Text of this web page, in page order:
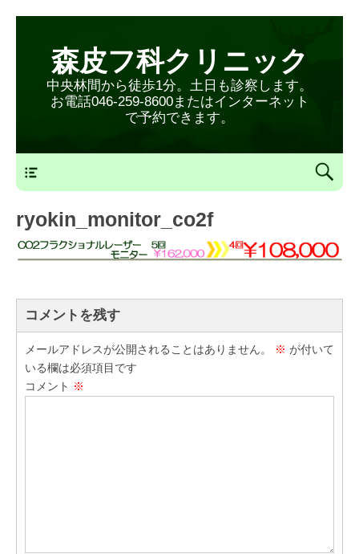
森皮フ科クリニック
中央林間から徒歩1分。土日も診察します。
お電話046-259-8600またはインターネット
で予約できます。
ryokin_monitor_co2f
コメントを残す
メールアドレスが公開されることはありません。 ※ が付いて
いる欄は必須項目です
コメント ※